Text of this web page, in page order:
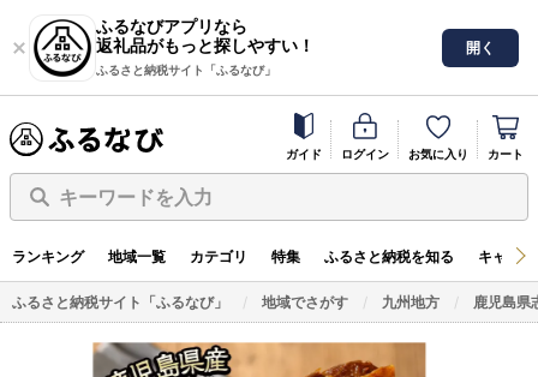
ふるなびアプリなら
返礼品がもっと探しやすい！
ふるさと納税サイト「ふるなび」
開く
ガイド ログイン お気に入り カート
キーワードを入力
ランキング 地域一覧 カテゴリ 特集 ふるさと納税を知る キャン
ふるさと納税サイト「ふるなび」 地域でさがす 九州地方 鹿児島県